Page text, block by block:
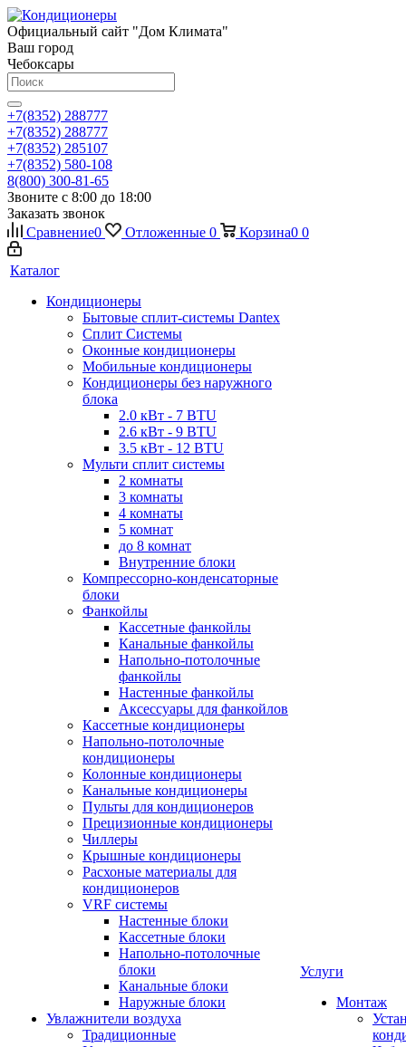
Официальный сайт "Дом Климата"
Ваш город
Чебоксары
+7(8352) 288777
+7(8352) 288777
+7(8352) 285107
+7(8352) 580-108
8(800) 300-81-65
Звоните с 8:00 до 18:00
Заказать звонок
Сравнение0 Отложенные 0 Корзина0 0
Каталог
Кондиционеры
Бытовые сплит-системы Dantex
Сплит Системы
Оконные кондиционеры
Мобильные кондиционеры
Кондиционеры без наружного
блока
2.0 кВт - 7 BTU
2.6 кВт - 9 BTU
3.5 кВт - 12 BTU
Мульти сплит системы
2 комнаты
3 комнаты
4 комнаты
5 комнат
до 8 комнат
Внутренние блоки
Компрессорно-конденсаторные
блоки
Фанкойлы
Кассетные фанкойлы
Канальные фанкойлы
Напольно-потолочные
фанкойлы
Настенные фанкойлы
Аксессуары для фанкойлов
Кассетные кондиционеры
Напольно-потолочные
кондиционеры
Колонные кондиционеры
Канальные кондиционеры
Пульты для кондиционеров
Прецизионные кондиционеры
Чиллеры
Крышные кондиционеры
Расхоные материалы для
кондиционеров
VRF системы
Настенные блоки
Кассетные блоки
Напольно-потолочные
блоки
Канальные блоки
Наружные блоки
Увлажнители воздуха
Традиционные
Услуги
Монтаж